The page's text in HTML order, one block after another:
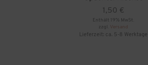
1,50 €
Enthält 19% MwSt.
zzgl. Versand
Lieferzeit: ca. 5-8 Werktage